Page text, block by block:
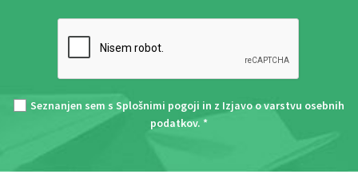
Seznanjen sem s Splošnimi pogoji in z Izjavo o varstvu osebnih
podatkov. *